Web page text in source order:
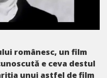
românesc, un film
e ceva destul
unui astfel de film